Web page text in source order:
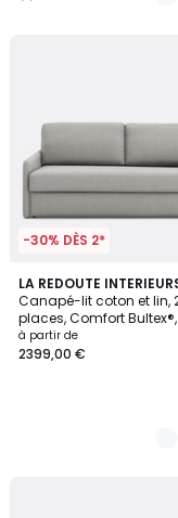
-30% DÈS 2*
LA REDOUTE
Canapé-lit coton et lin,
places, Comfort
à partir de
2399,00 €
3
Couleurs